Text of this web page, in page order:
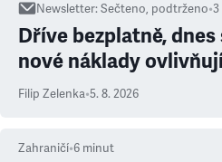
Newsletter:Sečteno, podtrženo•3
Dříve bezplatně,
nové náklady
Filip Zelenka•5. 8. 2026
Zahraničí•6 minut